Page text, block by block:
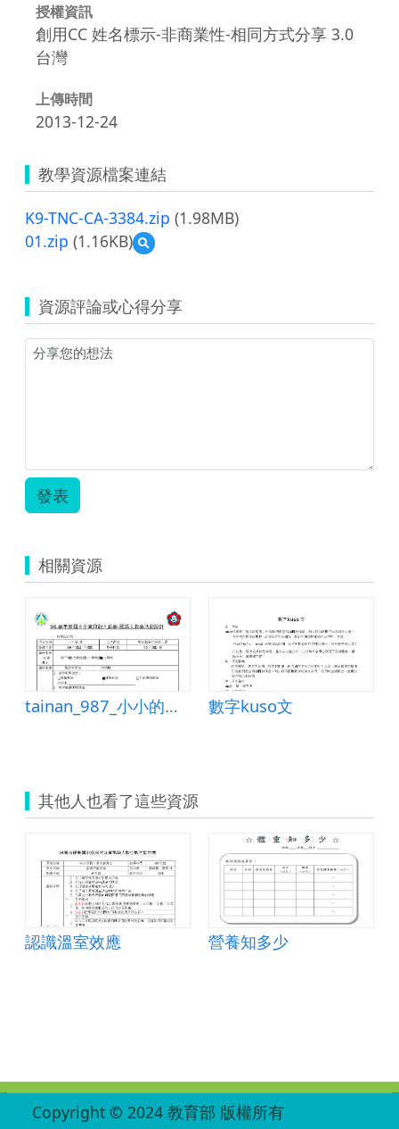
授權資訊
創用CC 姓名標示-非商業性-相同方式分享 3.0
台灣
上傳時間
2013-12-24
教學資源檔案連結
K9-TNC-CA-3384.zip (1.98MB)
01.zip (1.16KB)
預
覽
資源評論或心得分享
發表
相關資源
tainan_987_小小的島-教案 數字kuso文
其他人也看了這些資源
認識溫室效應 營養知多少
Copyright © 2024 教育部 版權所有